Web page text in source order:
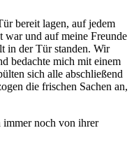
bereit lagen, auf jedem
war und auf meine Freunde
in der Tür standen. Wir
bedachte mich mit einem
sich alle abschließend
die frischen Sachen an,
immer noch von ihrer